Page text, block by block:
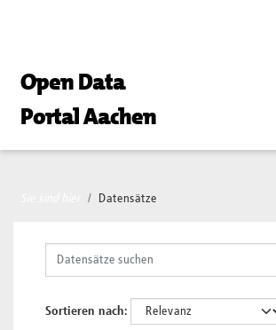
Open Data
Portal Aachen
Datensätze
Sortieren nach